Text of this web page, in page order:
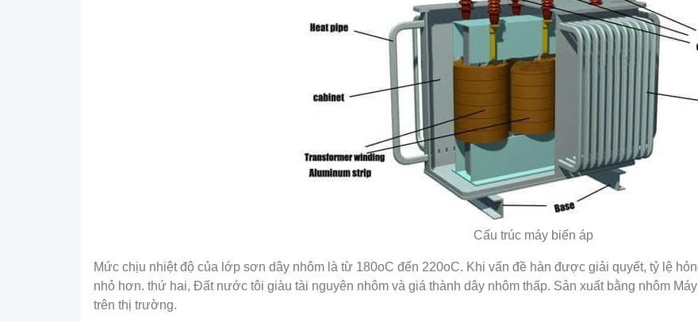
Cấu trúc máy biến áp
Mức chịu nhiệt độ của lớp sơn dây nhôm là từ 180oC đến 220oC. Khi vấn đề hàn được giải quyết, tỷ lệ
nhỏ hơn. thứ hai, Đất nước tôi giàu tài nguyên nhôm và giá thành dây nhôm thấp. Sản xuất bằng nhôm
trên thị trường.